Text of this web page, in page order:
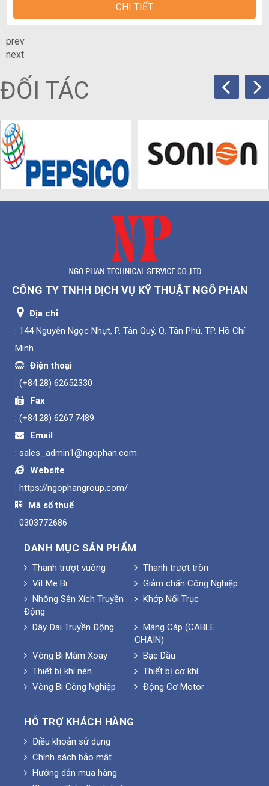
CHI TIẾT
prev
next
ĐỐI TÁC
CÔNG TY TNHH DỊCH VỤ KỸ THUẬT NGÔ PHAN
Địa chỉ
: 144 Nguyễn Ngọc Nhựt, P. Tân Quý, Q. Tân Phú, TP. Hồ Chí
Minh
Điện thoại
: (+84.28) 62652330
Fax
: (+84.28) 6267.7489
Email
: sales_admin1@ngophan.com
Website
: https://ngophangroup.com/
Mã số thuế
: 0303772686
DANH MỤC SẢN PHẨM
Thanh trượt vuông
Thanh trượt tròn
Vít Me Bi
Giảm chấn Công Nghiệp
Nhông Sên Xích Truyền
Động
Khớp Nối Trục
Dây Đai Truyền Động
Máng Cáp (CABLE
CHAIN)
Vòng Bi Mâm Xoay
Bạc Dầu
Thiết bị khí nén
Thiết bị cơ khí
Vòng Bi Công Nghiệp
Động Cơ Motor
HỖ TRỢ KHÁCH HÀNG
Điều khoản sử dụng
Chính sách bảo mật
Hướng dẫn mua hàng